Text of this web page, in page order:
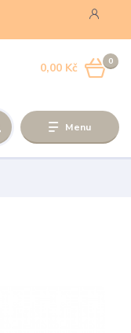
Menu
0
0,00 Kč